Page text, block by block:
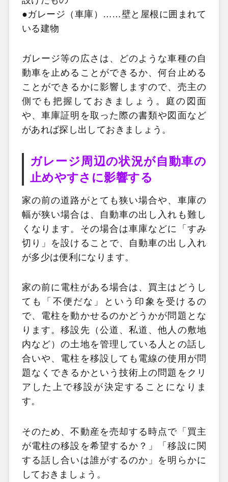
●ガレージ（車庫）……壁と屋根に囲まれて
いる建物
ガレージ等の広さは、どのような車種の自
動車を止めることができるか、何台止める
ことができるかに影響しますので、売主の
側でも把握しておきましょう。庭の図面
や、車庫証明を取った際の書類や図面など
があれば探し出しておきましょう。
ガレージ周辺の状況が自動車の
止めやすさに影響する
家の前の道路がとても狭い場合や、車庫の
幅が狭い場合は、自動車の出し入れも難し
くなります。その場合は車庫などに「すみ
切り」を設けることで、自動車の出し入れ
が多少は便利になります。
家の前に電柱がある場合は、買主はどうし
ても「不便だな」という印象を受けるの
で、電柱を動かせるのかどうかが問題とな
ります。移設先（公道、私道、他人の敷地
内など）の土地を管理している人との話し
合いや、電柱を移設しても電線の使用が問
題なくできるかという技術上の問題をクリ
アした上で移設が決定することになりま
す。
そのため、不動産を売却する時点で「買主
が電柱の移設を希望するか？」「移設に関
する話し合いは誰がするのか」を明らかに
しておきましょう。